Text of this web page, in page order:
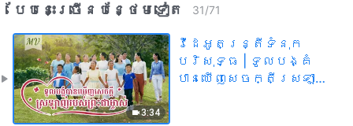
បែបនេះ​ច្រើនបន្ថែម​ទៀត​ 31/71
3:34
វីដេអូតន្រ្តីទំនុក
បរិសុទ្ធ | ទូលបង្គំ
បានឃើញសេចក្តីស្រឡាញ់